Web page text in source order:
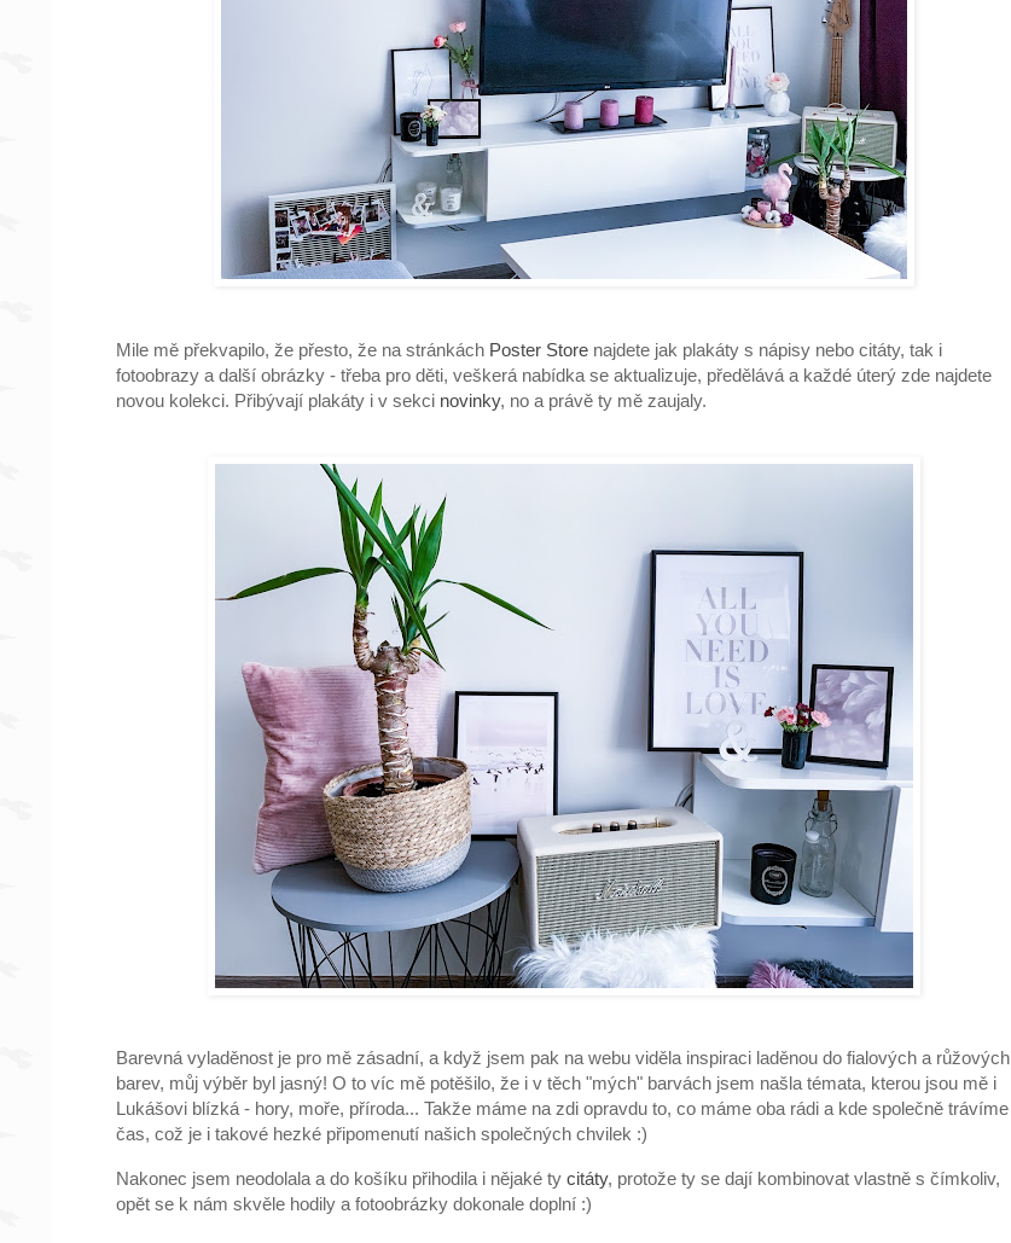
Mile mě překvapilo, že přesto, že na stránkách Poster Store najdete jak plakáty s nápisy nebo citáty, tak i
fotoobrazy a další obrázky - třeba pro děti, veškerá nabídka se aktualizuje, předělává a každé úterý zde najdete
novou kolekci. Přibývají plakáty i v sekci novinky, no a právě ty mě zaujaly.
Barevná vyladěnost je pro mě zásadní, a když jsem pak na webu viděla inspiraci laděnou do fialových a růžových
barev, můj výběr byl jasný! O to víc mě potěšilo, že i v těch "mých" barvách jsem našla témata, kterou jsou mě i
Lukášovi blízká - hory, moře, příroda... Takže máme na zdi opravdu to, co máme oba rádi a kde společně trávíme
čas, což je i takové hezké připomenutí našich společných chvilek :)
Nakonec jsem neodolala a do košíku přihodila i nějaké ty citáty, protože ty se dají kombinovat vlastně s čímkoliv,
opět se k nám skvěle hodily a fotoobrázky dokonale doplní :)